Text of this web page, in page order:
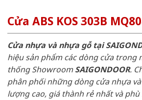
Cửa ABS KOS 303B
Cửa nhựa và nhựa gỗ tại
hiệu sản phẩm các dòng cửa trong
thống ShowroomSAIGONDOOR.
phân phối những dòng cửa nhựa
lượng cao, giá thành rẻ nhất và